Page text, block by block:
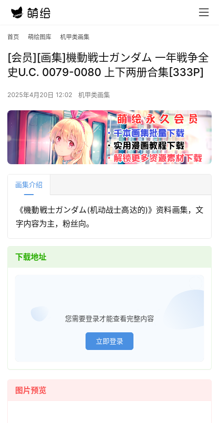
首页 萌绘图库 机甲类画集
[会员][画集]機動戦士ガンダム 一年戦争全
史U.C. 0079-0080 上下两册合集[333P]
2025年4月20日 12:02 机甲类画集
画集介绍
《機動戦士ガンダム(机动战士高达的)》资料画集，文
字内容为主，粉丝向。
下载地址
您需要登录才能查看完整内容
立即登录
图片预览